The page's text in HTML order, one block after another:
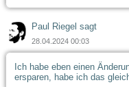
Paul Riegel sagt
28.04.2024 00:03
Ich habe eben einen
ersparen, habe ich das